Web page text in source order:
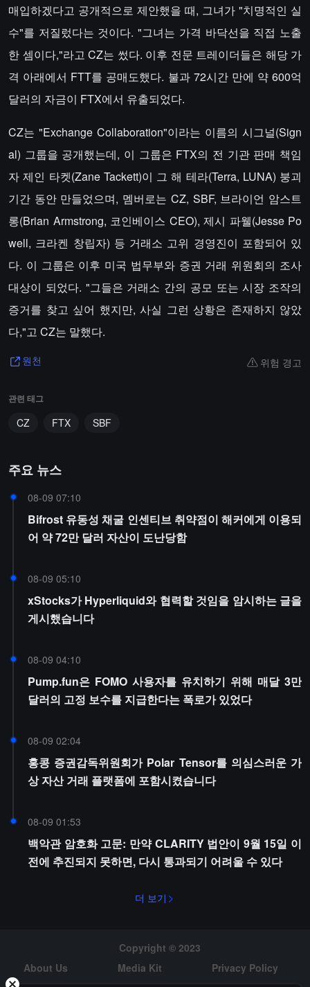
매입하겠다고 공개적으로 제안했을 때, 그녀가 "치명적인 실
수"를 저질렀다는 것이다. "그녀는 가격 바닥선을 직접 노출
한 셈이다,"라고 CZ는 썼다. 이후 전문 트레이더들은 해당 가
격 아래에서 FTT를 공매도했다. 불과 72시간 만에 약 600억
달러의 자금이 FTX에서 유출되었다.
CZ는 "Exchange Collaboration"이라는 이름의 시그널(Sign
al) 그룹을 공개했는데, 이 그룹은 FTX의 전 기관 판매 책임
자 제인 타켓(Zane Tackett)이 그 해 테라(Terra, LUNA) 붕괴
기간 동안 만들었으며, 멤버로는 CZ, SBF, 브라이언 암스트
롱(Brian Armstrong, 코인베이스 CEO), 제시 파웰(Jesse Po
well, 크라켄 창립자) 등 거래소 고위 경영진이 포함되어 있
다. 이 그룹은 이후 미국 법무부와 증권 거래 위원회의 조사
대상이 되었다. "그들은 거래소 간의 공모 또는 시장 조작의
증거를 찾고 싶어 했지만, 사실 그런 상황은 존재하지 않았
다,"고 CZ는 말했다.
원천 위험 경고
관련 태그
CZ FTX SBF
주요 뉴스
08-09 07:10
Bifrost 유동성 채굴 인센티브 취약점이 해커에게 이용되
어 약 72만 달러 자산이 도난당함
08-09 05:10
xStocks가 Hyperliquid와 협력할 것임을 암시하는 글을
게시했습니다
08-09 04:10
Pump.fun은 FOMO 사용자를 유치하기 위해 매달 3만
달러의 고정 보수를 지급한다는 폭로가 있었다
08-09 02:04
홍콩 증권감독위원회가 Polar Tensor를 의심스러운 가
상 자산 거래 플랫폼에 포함시켰습니다
08-09 01:53
백악관 암호화 고문: 만약 CLARITY 법안이 9월 15일 이
전에 추진되지 못하면, 다시 통과되기 어려울 수 있다
더 보기
Copyright © 2023
About Us
Media Kit
Privacy Policy